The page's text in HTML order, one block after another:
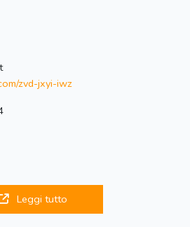
zvd-jxyi-iwz
Leggi tutto